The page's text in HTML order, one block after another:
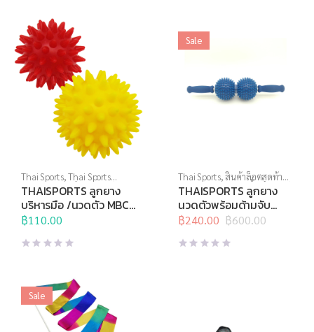
Thai Sports,Thai Sports
Brand,บริหารมือ, อุปกรณ์คลาย
กล้ามเนื้อ,อุปกรณ์นวด ,อุปกรณ์
บริหารกาย,อุปกรณ์สุขภาพเพื่อ
ผู้สูงวัย,อุปกรณ์เพื่อสุขภาพ
THAISPORTS ลูกยาง
บริหารมือ /นวดตัว MBC-
05 (คู่)
฿110.00
Sale
Thai Sports,สินค้าล็อตสุดท้าย,
อุปกรณ์คลายกล้ามเนื้อ,อุปกรณ์
นวด,อุปกรณ์บริหารกาย,
อุปกรณ์เพื่อสุขภาพ
THAISPORTS ลูกยาง
นวดตัวพร้อมด้ามจับ
MC-H01
฿600.00
Original
price
was:
฿240.00
Current
price
is:
Sale